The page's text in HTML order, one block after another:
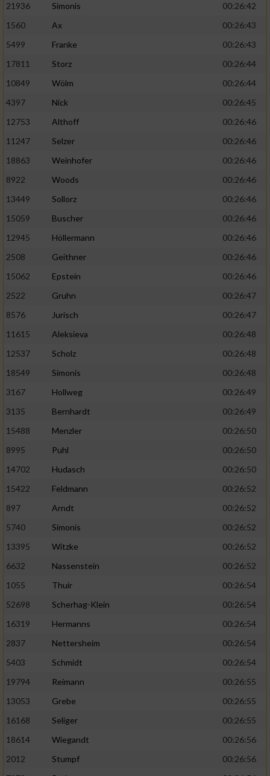
21936
Simonis
00:26:42
1560
Ax
00:26:43
5499
Franke
00:26:43
17811
Storz
00:26:44
10849
Wölm
00:26:44
4397
Nick
00:26:45
12753
Althoff
00:26:46
11247
Selzer
00:26:46
18863
Weinhofer
00:26:46
8922
Woods
00:26:46
13449
Sollorz
00:26:46
15059
Buscher
00:26:46
12945
Höllermann
00:26:46
2508
Geithner
00:26:46
15062
Epstein
00:26:46
2522
Gruhn
00:26:47
8576
Jurisch
00:26:47
11615
Aleksieva
00:26:48
12537
Scholz
00:26:48
18549
Simonis
00:26:48
3167
Hollweg
00:26:49
3135
Bernhardt
00:26:49
15488
Menzler
00:26:50
8995
Puhl
00:26:50
14702
Hudasch
00:26:50
15422
Feldmann
00:26:52
897
Arndt
00:26:52
5740
Simonis
00:26:52
13395
Witzke
00:26:52
6632
Nassenstein
00:26:52
1055
Thuir
00:26:54
52698
Scherhag-Klein
00:26:54
16319
Hermanns
00:26:54
2837
Nettersheim
00:26:54
5403
Schmidt
00:26:54
19794
Reimann
00:26:55
13053
Grebe
00:26:55
16168
Seliger
00:26:55
18614
Wiegandt
00:26:56
2012
Stumpf
00:26:56